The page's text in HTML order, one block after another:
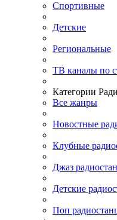
Спортивные
Детские
Региональные
ТВ каналы по
Категории
Все жанры
Новостные
Клубные
Джаз
Детские
Поп